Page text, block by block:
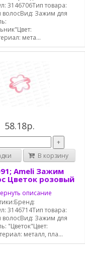
3146706Тип товара:
волосВид: Зажим для
мета...
58.18р.
+
В корзину
Ameli Зажим
Цветок розовый
описание
3146714Тип товара:
волосВид: Зажим для
"Цветок"Цвет:
металл, пла...